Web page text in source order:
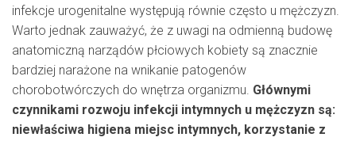
infekcje urogenitalne występują równie często u mężczyzn.
Warto jednak zauważyć, że z uwagi na odmienną budowę
anatomiczną narządów płciowych kobiety są znacznie
bardziej narażone na wnikanie patogenów
chorobotwórczych do wnętrza organizmu. Głównymi
czynnikami rozwoju infekcji intymnych u mężczyzn są:
niewłaściwa higiena miejsc intymnych, korzystanie z